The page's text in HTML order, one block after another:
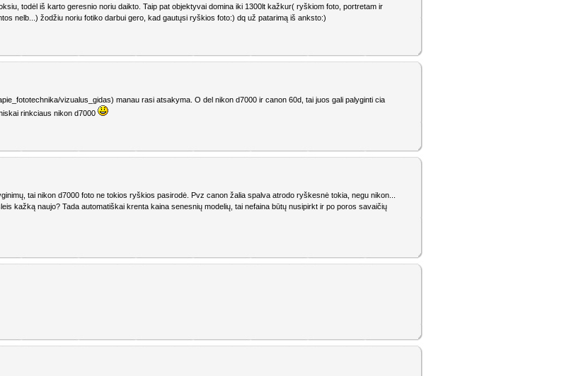
todėl iš karto geresnio noriu daikto. Taip pat objektyvai domina iki 1300lt kažkur( ryškiom foto, portretam ir
nelb...) žodžiu noriu fotiko darbui gero, kad gautųsi ryškios foto:) dq už patarimą iš anksto:)
vizualus_gidas) manau rasi atsakyma. O del nikon d7000 ir canon 60d, tai juos gali palyginti cia
rinkciaus nikon d7000
tai nikon d7000 foto ne tokios ryškios pasirodė. Pvz canon žalia spalva atrodo ryškesnė tokia, negu nikon...
kažką naujo? Tada automatiškai krenta kaina senesnių modelių, tai nefaina būtų nusipirkt ir po poros savaičių